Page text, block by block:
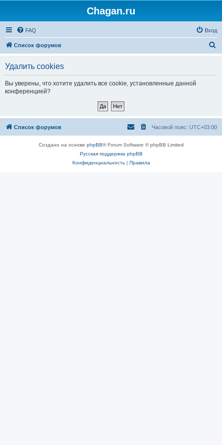
Chagan.ru
FAQ Вход
Список форумов
Удалить cookies
Вы уверены, что хотите удалить все cookie, установленные данной
конференцией?
Список форумов Часовой пояс: UTC+03:00
Создано на основе phpBB® Forum Software © phpBB Limited
Русская поддержка phpBB
Конфиденциальность| Правила